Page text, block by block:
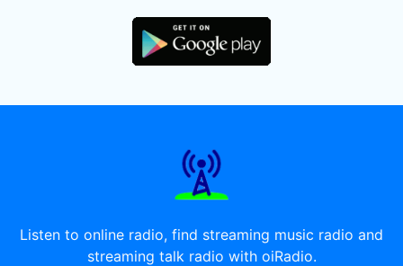
Listen to online radio, find streaming music radio and
streaming talk radio with oiRadio.